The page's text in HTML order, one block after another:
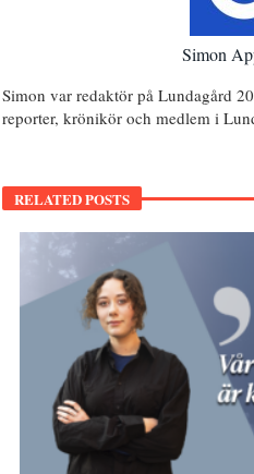
Simon
Simon var redaktör på Lundagård
reporter, krönikör och medlem i
RELATED POSTS